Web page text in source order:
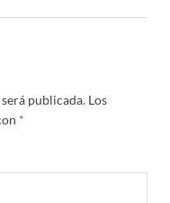
publicada. Los
*